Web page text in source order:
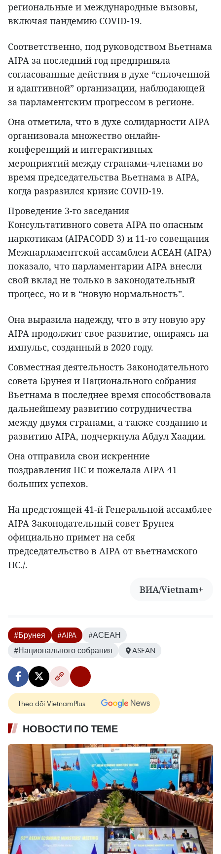
региональные и международные вызовы,
включая пандемию COVID-19.
Соответственно, под руководством Вьетнама
AIPA за последний год предприняла
согласованные действия в духе “сплоченной
и адаптивной” организации, наблюдающей
за парламентским прогрессом в регионе.
Она отметила, что в духе солидарности AIPA
организовала множество онлайн-
конференций и интерактивных
мероприятий между странами-членами во
время председательства Вьетнама в AIPA,
когда разразился кризис COVID-19.
Проведение 3-го заседания
Консультативного совета AIPA по опасным
наркотикам (AIPACODD 3) и 11-го совещания
Межпарламентской ассамблеи АСЕАН (AIPA)
показало, что парламентарии AIPA внесли
свой вклад не только в законодательный
процесс, но и в “новую нормальность”.
Она выразила надежду, что в эту новую эру
AIPA продолжит свое развитие, опираясь на
импульс, созданный в 2020 году.
Совместная деятельность Законодательного
совета Брунея и Национального собрания
Вьетнама в последнее время способствовала
дальнейшему развитию сотрудничества
между двумя странами, а также созданию и
развитию AIPA, подчеркнула Абдул Хаадии.
Она отправила свои искренние
поздравления НС и пожелала AIPA 41
больших успехов.
На предстоящей 41-й Генеральной ассамблее
AIPA Законодательный совет Брунея
официально примет на себя
председательство в AIPA от вьетнамского
НС./.
ВИА/Vietnam+
#Брунея #AIPA
#АСЕАН
#Национального собрания
ASEAN
Theo dõi VietnamPlus
НОВОСТИ ПО ТЕМЕ